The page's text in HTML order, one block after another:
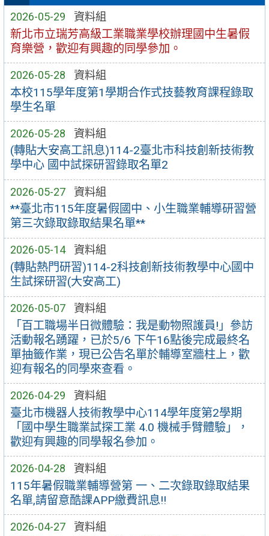
2026-05-29 資料組
新北市立瑞芳高級工業職業學校辦理國中生暑假
育樂營，歡迎有興趣的同學參加。
2026-05-28 資料組
本校115學年度第1學期合作式技藝教育課程錄取
學生名單
2026-05-28 資料組
(轉貼大安高工訊息)114-2臺北市科技創新技術教
學中心 國中試探研習錄取名單2
2026-05-27 資料組
**臺北市115年度暑假國中、小生職業輔導研習營
第三次錄取錄取結果名單**
2026-05-14 資料組
(轉貼熱門研習)114-2科技創新技術教學中心國中
生試探研習(大安高工)
2026-05-07 資料組
「百工職場半日微體驗：我是動物照護員!」參訪
活動報名踴躍，已於5/6 下午16點後完成最終名
單抽籤作業，現已公告名單於輔導室牆柱上，歡
迎有報名的同學來查看。
2026-04-29 資料組
臺北市機器人技術教學中心114學年度第2學期
「國中學生職業試探工業 4.0 機械手臂體驗」，
歡迎有興趣的同學報名參加。
2026-04-28 資料組
115年暑假職業輔導營第 一、二次錄取錄取結果
名單,請留意酷課APP繳費訊息!!
2026-04-27 資料組